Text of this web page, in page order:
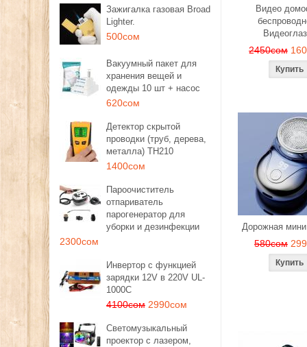
Зажигалка газовая Broad
Lighter.
500сом
Вакуумный пакет для
хранения вещей и
одежды 10 шт + насос
620сом
Детектор скрытой
проводки (труб, дерева,
металла) TH210
1400сом
Пароочиститель
отпариватель
парогенератор для
уборки и дезинфекции
2300сом
Инвертор с функцией
зарядки 12V в 220V UL-
1000C
4100сом 2990сом
Светомузыкальный
проектор с лазером,
Видео
2450сом
Дорожная мини
580сом